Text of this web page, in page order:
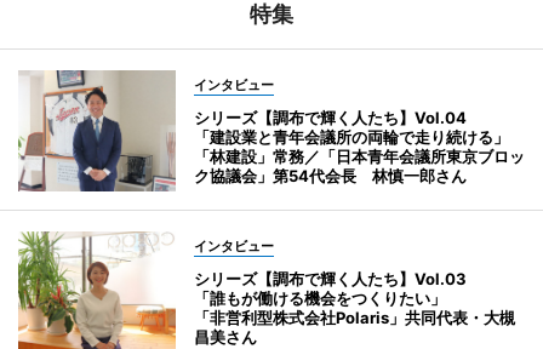
特集
インタビュー
シリーズ【調布で輝く人たち】Vol.04
「建設業と青年会議所の両輪で走り続ける」
「林建設」常務／「日本青年会議所東京ブロッ
ク協議会」第54代会長 林慎一郎さん
インタビュー
シリーズ【調布で輝く人たち】Vol.03
「誰もが働ける機会をつくりたい」
「非営利型株式会社Polaris」共同代表・大槻
昌美さん